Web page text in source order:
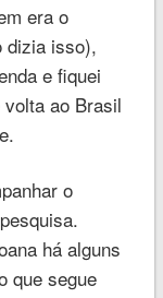
era o
dizia isso),
e fiquei
ao Brasil
o
há alguns
que segue